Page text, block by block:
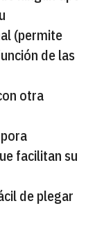
(permite
de las
otra
facilitan su
de plegar